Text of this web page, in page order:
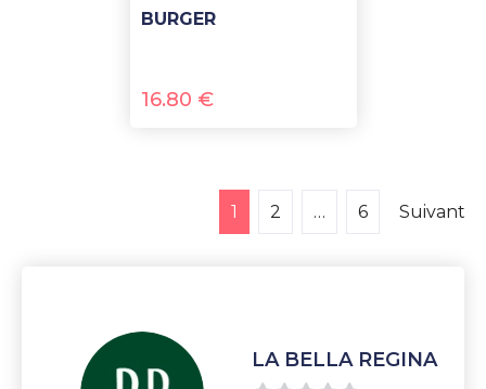
BURGER
16.80 €
1 2 … 6 Suivant
LA BELLA REGINA